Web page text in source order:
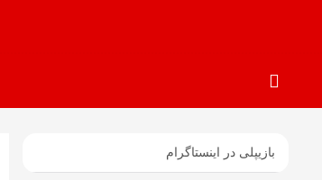
بازیپلی در اینستاگرام